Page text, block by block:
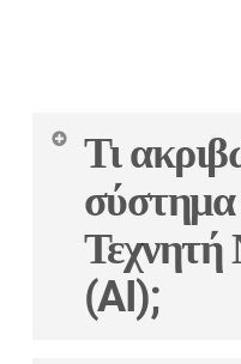
Τι
σύστημα
(AI);